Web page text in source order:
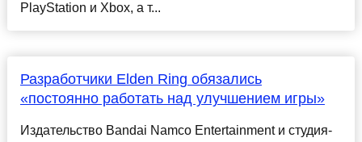
PlayStation и Xbox, а т...
Разработчики Elden Ring обязались
«постоянно работать над улучшением игры»
Издательство Bandai Namco Entertainment и студия-